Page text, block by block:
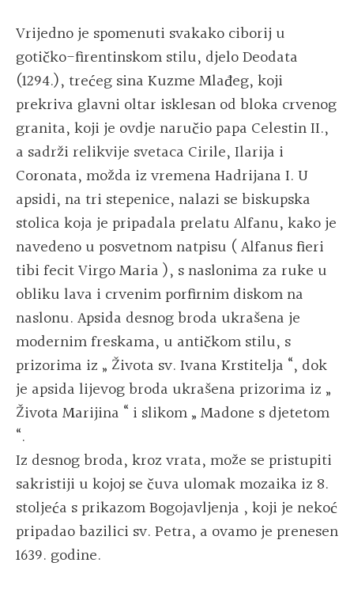
Vrijedno je spomenuti svakako ciborij u
gotičko-firentinskom stilu, djelo Deodata
(1294.), trećeg sina Kuzme Mlađeg, koji
prekriva glavni oltar isklesan od bloka crvenog
granita, koji je ovdje naručio papa Celestin II.,
a sadrži relikvije svetaca Cirile, Ilarija i
Coronata, možda iz vremena Hadrijana I. U
apsidi, na tri stepenice, nalazi se biskupska
stolica koja je pripadala prelatu Alfanu, kako je
navedeno u posvetnom natpisu ( Alfanus fieri
tibi fecit Virgo Maria ), s naslonima za ruke u
obliku lava i crvenim porfirnim diskom na
naslonu. Apsida desnog broda ukrašena je
modernim freskama, u antičkom stilu, s
prizorima iz „ Života sv. Ivana Krstitelja “, dok
je apsida lijevog broda ukrašena prizorima iz „
Života Marijina “ i slikom „ Madone s djetetom
“.
Iz desnog broda, kroz vrata, može se pristupiti
sakristiji u kojoj se čuva ulomak mozaika iz 8.
stoljeća s prikazom Bogojavljenja , koji je nekoć
pripadao bazilici sv. Petra, a ovamo je prenesen
1639. godine.